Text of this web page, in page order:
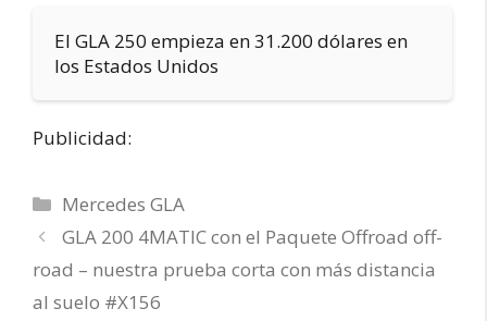
El GLA 250 empieza en 31.200 dólares en
los Estados Unidos
Publicidad:
Categorías
Mercedes GLA
GLA 200 4MATIC con el Paquete Offroad off-
road – nuestra prueba corta con más distancia
al suelo #X156